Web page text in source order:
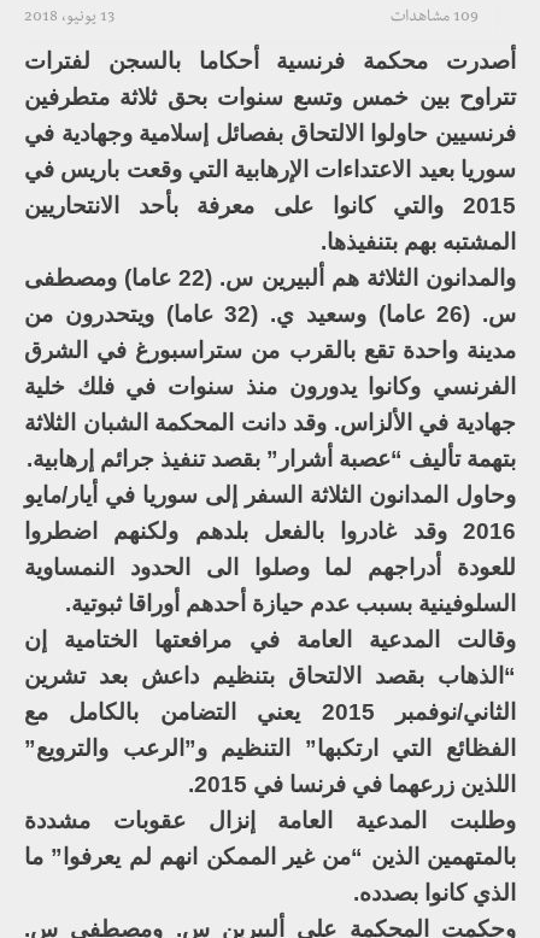
13 يونيو، 2018 109 مشاهدات
أصدرت محكمة فرنسية أحكاما بالسجن لفترات
تتراوح بين خمس وتسع سنوات بحق ثلاثة متطرفين
فرنسيين حاولوا الالتحاق بفصائل إسلامية وجهادية في
سوريا بعيد الاعتداءات الإرهابية التي وقعت باريس في
2015 والتي كانوا على معرفة بأحد الانتحاريين
المشتبه بهم بتنفيذها.
والمدانون الثلاثة هم ألبيرين س. (22 عاما) ومصطفى
س. (26 عاما) وسعيد ي. (32 عاما) ويتحدرون من
مدينة واحدة تقع بالقرب من ستراسبورغ في الشرق
الفرنسي وكانوا يدورون منذ سنوات في فلك خلية
جهادية في الألزاس. وقد دانت المحكمة الشبان الثلاثة
بتهمة تأليف “عصبة أشرار” بقصد تنفيذ جرائم إرهابية.
وحاول المدانون الثلاثة السفر إلى سوريا في أيار/مايو
2016 وقد غادروا بالفعل بلدهم ولكنهم اضطروا
للعودة أدراجهم لما وصلوا الى الحدود النمساوية
السلوفينية بسبب عدم حيازة أحدهم أوراقا ثبوتية.
وقالت المدعية العامة في مرافعتها الختامية إن
“الذهاب بقصد الالتحاق بتنظيم داعش بعد تشرين
الثاني/نوفمبر 2015 يعني التضامن بالكامل مع
الفظائع التي ارتكبها” التنظيم و”الرعب والترويع”
اللذين زرعهما في فرنسا في 2015.
وطلبت المدعية العامة إنزال عقوبات مشددة
بالمتهمين الذين “من غير الممكن انهم لم يعرفوا” ما
الذي كانوا بصدده.
وحكمت المحكمة على ألبيرين س. ومصطفى س.